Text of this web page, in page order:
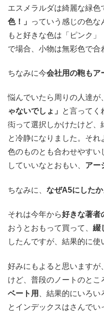
エスメラルダは綺麗な緑色
色！」
っていう感じの色な
もと好きな色は「ピンク
で場合、小物は無彩色で合
ちなみに今会社用の鞄もア
悩んでいたら周りの人達が、
ゃないでしょ」
と言ってく
衒って選択しかけたけど、
と冷静になりました。そ
色のものとも合わせやすい
していいなとおもい、 アー
ちなみに、 なぜA5にしたか
それは今年から好きな著者
おうとおもって買って、 綴
したんですが、結果的に使
好みにもよると思いますが
けど、普段のノートのとこ
ベート用
、結果的にいろ
とインデックスはさんでい